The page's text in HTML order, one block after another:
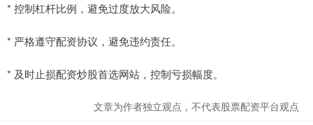
* 控制杠杆比例，避免过度放大风险。
* 严格遵守配资协议，避免违约责任。
* 及时止损配资炒股首选网站，控制亏损幅度。
文章为作者独立观点，不代表股票配资平台观点